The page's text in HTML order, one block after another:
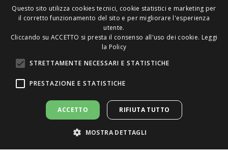
LINK
COME ACQUISTARE
Copyright © 2022/2026 Magazzino della Firma S.n.C. di
Chiappari Mariapaola & C. All Rights Reserved | P.Iva
Questo sito utilizza cookies tecnici, cookie statistici e marketing per
il corretto funzionamento del sito e per migliorare l'esperienza
utente.
Cliccando su ACCETTO si presta il consenso all'uso dei cookie. Leggi
la Policy
STRETTAMENTE NECESSARI E STATISTICHE
PRESTAZIONE E STATISTICHE
ACCETTO RIFIUTA TUTTO
MOSTRA DETTAGLI